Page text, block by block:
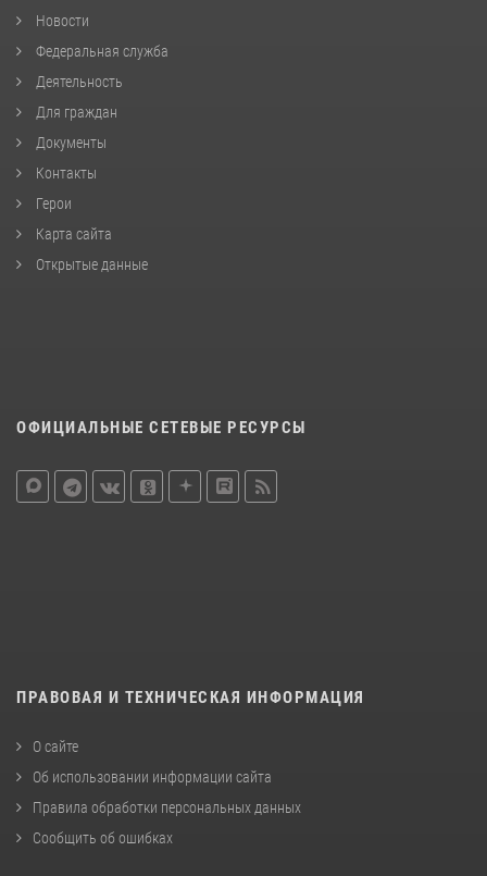
Новости
Федеральная служба
Деятельность
Для граждан
Документы
Контакты
Герои
Карта сайта
Открытые данные
ОФИЦИАЛЬНЫЕ СЕТЕВЫЕ РЕСУРСЫ
ПРАВОВАЯ И ТЕХНИЧЕСКАЯ ИНФОРМАЦИЯ
О сайте
Об использовании информации сайта
Правила обработки персональных данных
Сообщить об ошибках